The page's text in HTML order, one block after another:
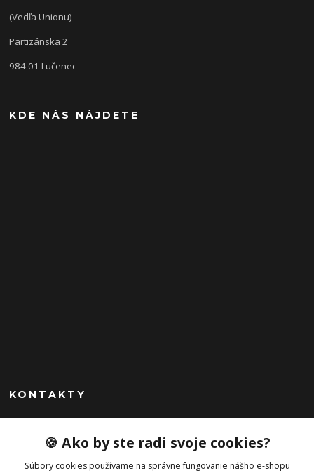
(Vedľa Unionu)
Partizánska 2
984 01 Lučenec
KDE NÁS NÁJDETE
KONTAKTY
Peknekabelky.sk
+421 949747302
Po-Pia 10-16
🍪 Ako by ste radi svoje cookies?
Súbory cookies používame na správne fungovanie nášho e-shopu